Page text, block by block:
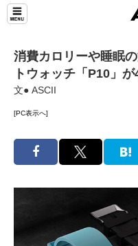
消費カロリーや睡眠
トウォッチ「P10」が
文● ASCII
[PC表示へ]